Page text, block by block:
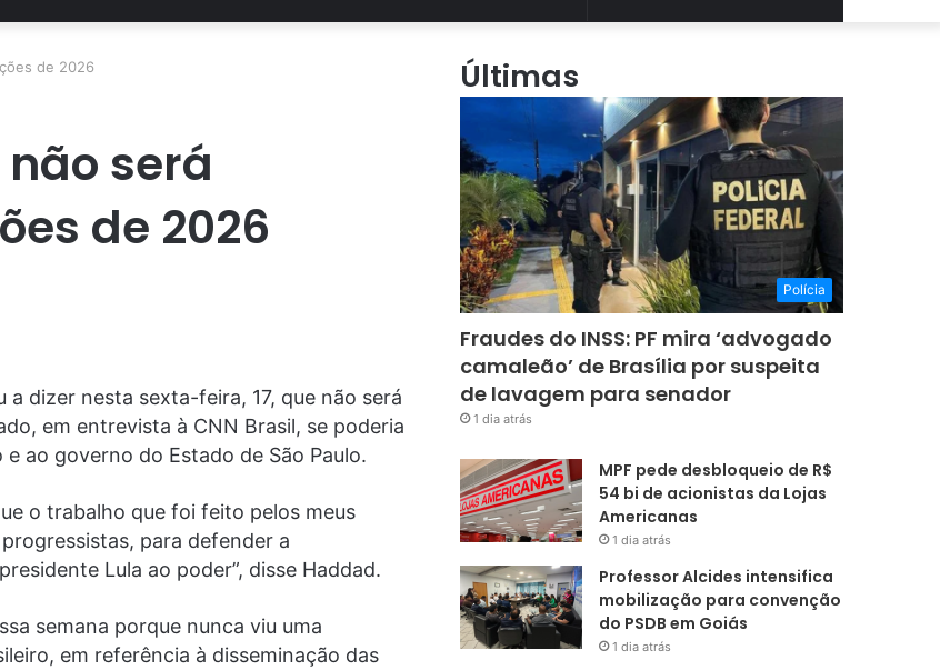
de 2026
será
de 2026
dizer nesta sexta-feira, 17, que não será
em entrevista à CNN Brasil, se poderia
ao governo do Estado de São Paulo.
o trabalho que foi feito pelos meus
para defender a
Lula ao poder”, disse Haddad.
semana porque nunca viu uma
em referência à disseminação das
Últimas
Polícia
Fraudes do INSS: PF mira ‘advogado
camaleão’ de Brasília por suspeita
de lavagem para senador
1 dia atrás
MPF pede desbloqueio de R$
54 bi de acionistas da Lojas
Americanas
1 dia atrás
Professor Alcides intensifica
mobilização para convenção
do PSDB em Goiás
1 dia atrás